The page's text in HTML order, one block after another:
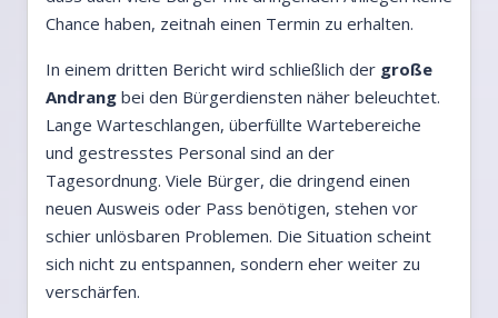
Chance haben, zeitnah einen Termin zu erhalten.
In einem dritten Bericht wird schließlich der große
Andrang bei den Bürgerdiensten näher beleuchtet.
Lange Warteschlangen, überfüllte Wartebereiche
und gestresstes Personal sind an der
Tagesordnung. Viele Bürger, die dringend einen
neuen Ausweis oder Pass benötigen, stehen vor
schier unlösbaren Problemen. Die Situation scheint
sich nicht zu entspannen, sondern eher weiter zu
verschärfen.